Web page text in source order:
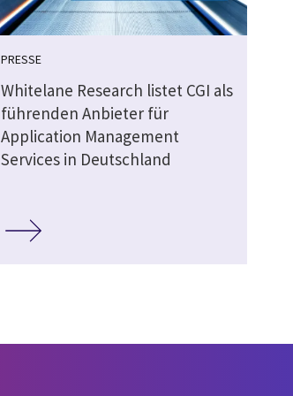
PRESSE
Whitelane Research listet CGI als
führenden Anbieter für
Application Management
Services in Deutschland